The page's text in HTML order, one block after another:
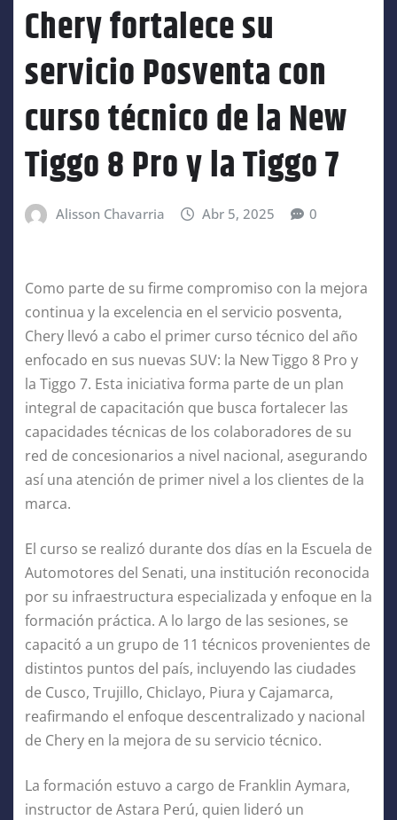
Chery fortalece su
servicio Posventa con
curso técnico de la New
Tiggo 8 Pro y la Tiggo 7
Alisson Chavarria Abr 5, 2025 0
Como parte de su firme compromiso con la mejora
continua y la excelencia en el servicio posventa,
Chery llevó a cabo el primer curso técnico del año
enfocado en sus nuevas SUV: la New Tiggo 8 Pro y
la Tiggo 7. Esta iniciativa forma parte de un plan
integral de capacitación que busca fortalecer las
capacidades técnicas de los colaboradores de su
red de concesionarios a nivel nacional, asegurando
así una atención de primer nivel a los clientes de la
marca.
El curso se realizó durante dos días en la Escuela de
Automotores del Senati, una institución reconocida
por su infraestructura especializada y enfoque en la
formación práctica. A lo largo de las sesiones, se
capacitó a un grupo de 11 técnicos provenientes de
distintos puntos del país, incluyendo las ciudades
de Cusco, Trujillo, Chiclayo, Piura y Cajamarca,
reafirmando el enfoque descentralizado y nacional
de Chery en la mejora de su servicio técnico.
La formación estuvo a cargo de Franklin Aymara,
instructor de Astara Perú, quien lideró un